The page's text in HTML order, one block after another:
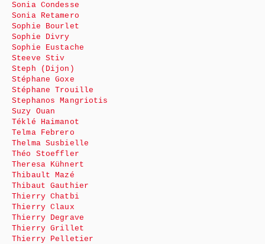
Sonia Condesse
Sonia Retamero
Sophie Bourlet
Sophie Divry
Sophie Eustache
Steeve Stiv
Steph (Dijon)
Stéphane Goxe
Stéphane Trouille
Stephanos Mangriotis
Suzy Ouan
Téklé Haimanot
Telma Febrero
Thelma Susbielle
Théo Stoeffler
Theresa Kühnert
Thibault Mazé
Thibaut Gauthier
Thierry Chatbi
Thierry Claux
Thierry Degrave
Thierry Grillet
Thierry Pelletier